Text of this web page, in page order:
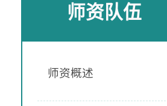
师资队伍
师资概述